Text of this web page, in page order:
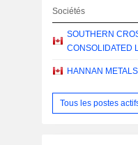
Sociétés
SOUTHERN
CONSOLIDATED
HANNAN
Tous les postes